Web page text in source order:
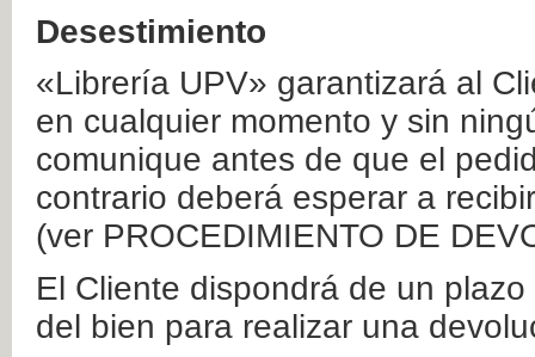
Desestimiento
«Librería UPV» garantizará al
en cualquier momento y sin
comunique antes de que el
contrario deberá esperar a
(ver PROCEDIMIENTO DE
El Cliente dispondrá de un
del bien para realizar una